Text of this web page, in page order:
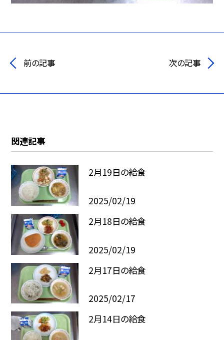
前の記事 次の記事
関連記事
2月19日の給食
2025/02/19
2月18日の給食
2025/02/19
2月17日の給食
2025/02/17
2月14日の給食